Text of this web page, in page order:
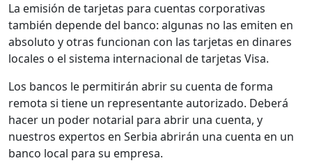
La emisión de tarjetas para cuentas corporativas
también depende del banco: algunas no las emiten en
absoluto y otras funcionan con las tarjetas en dinares
locales o el sistema internacional de tarjetas Visa.
Los bancos le permitirán abrir su cuenta de forma
remota si tiene un representante autorizado. Deberá
hacer un poder notarial para abrir una cuenta, y
nuestros expertos en Serbia abrirán una cuenta en un
banco local para su empresa.